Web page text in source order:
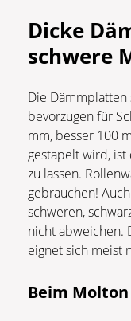
Dicke
schwere
Die
bevorzugen für
mm, besser 100
gestapelt wird,
zu lassen.
gebrauchen!
schweren,
nicht abweichen.
eignet sich meist
Beim